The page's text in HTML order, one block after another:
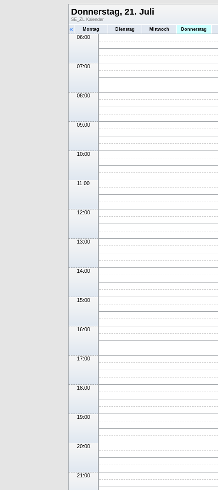
Donnerstag, 21. Juli
SE_ZL Kalender
« Montag Dienstag Mittwoch Donnerstag
06:00
07:00
08:00
09:00
10:00
11:00
12:00
13:00
14:00
15:00
16:00
17:00
18:00
19:00
20:00
21:00